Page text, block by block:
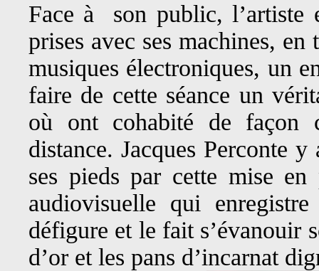
Face à son public, l’artiste
prises avec ses machines,
musiques électroniques, un
faire de cette séance un
où ont cohabité de façon
distance. Jacques Perconte
ses pieds par cette mise en
audiovisuelle qui
défigure et le fait s’évanouir
d’or et les pans d’incarnat